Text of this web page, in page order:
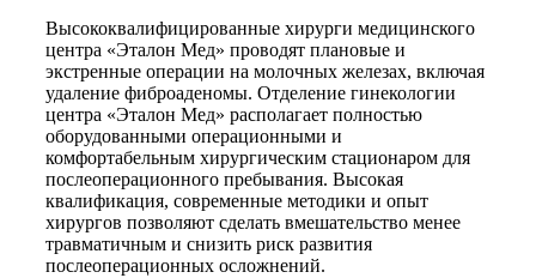
Высококвалифицированные хирурги медицинского
центра «Эталон Мед» проводят плановые и
экстренные операции на молочных железах, включая
удаление фиброаденомы. Отделение гинекологии
центра «Эталон Мед» располагает полностью
оборудованными операционными и
комфортабельным хирургическим стационаром для
послеоперационного пребывания. Высокая
квалификация, современные методики и опыт
хирургов позволяют сделать вмешательство менее
травматичным и снизить риск развития
послеоперационных осложнений.